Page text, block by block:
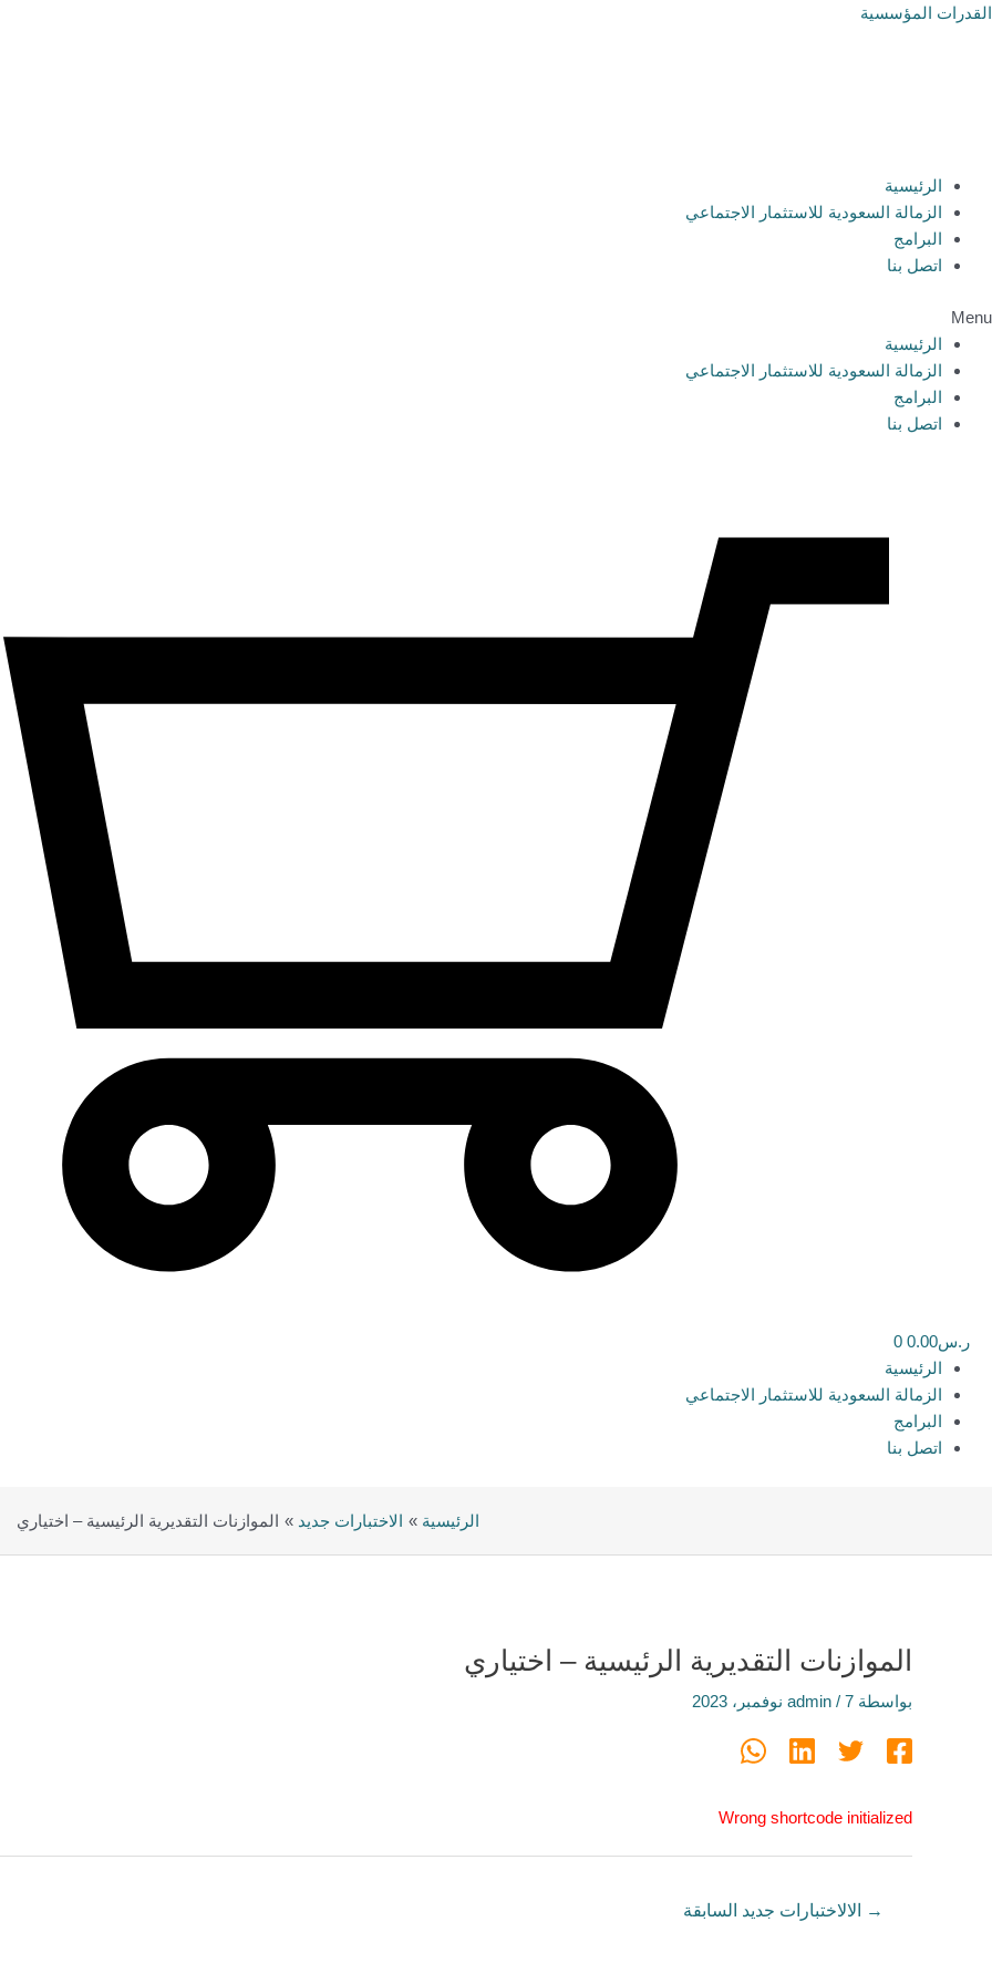
تخطي
القدرات المؤسسية
الرئيسية
الزمالة السعودية للاستثمار الاجتماعي
البرامج
اتصل بنا
Menu
الرئيسية
الزمالة السعودية للاستثمار الاجتماعي
البرامج
اتصل بنا
ر.س0.00
0
الرئيسية
الزمالة السعودية للاستثمار الاجتماعي
البرامج
اتصل بنا
الرئيسية الاختبارات جديد الموازنات التقديرية الرئيسية – اختياري
الموازنات التقديرية الرئيسية – اختياري
بواسطة admin / 7 نوفمبر، 2023
Wrong shortcode initialized
→ الالاختبارات جديد السابقة